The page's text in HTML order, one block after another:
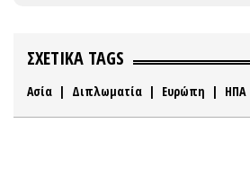
ΣΧΕΤΙΚΑ TAGS
Ασία | Διπλωματία | Ευρώπη | ΗΠΑ